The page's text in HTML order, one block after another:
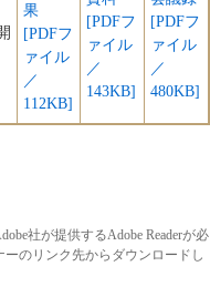
果
[PDFフ
ァイル
／
112KB]
[PDFフ
ァイル
／
143KB]
[PDFフ
ァイル
／
480KB]
社が提供するAdobe Readerが必
ーのリンク先からダウンロードし